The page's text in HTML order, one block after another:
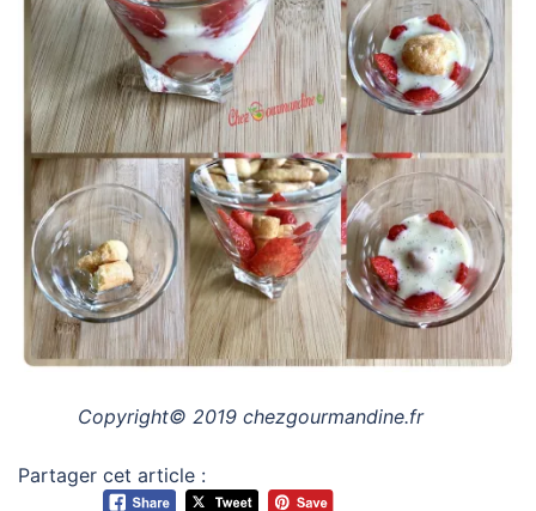
Copyright© 2019 chezgourmandine.fr
Partager cet article :